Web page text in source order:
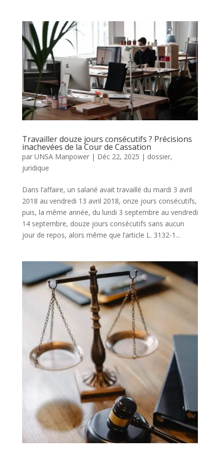
Travailler douze jours consécutifs ? Précisions
inachevées de la Cour de Cassation
par UNSA Manpower| Déc 22, 2025 | dossier,
juridique
Dans l’affaire, un salarié avait travaillé du mardi 3 avril
2018 au vendredi 13 avril 2018, onze jours consécutifs,
puis, la même année, du lundi 3 septembre au vendredi
14 septembre, douze jours consécutifs sans aucun
jour de repos, alors même que l’article L. 3132-1...